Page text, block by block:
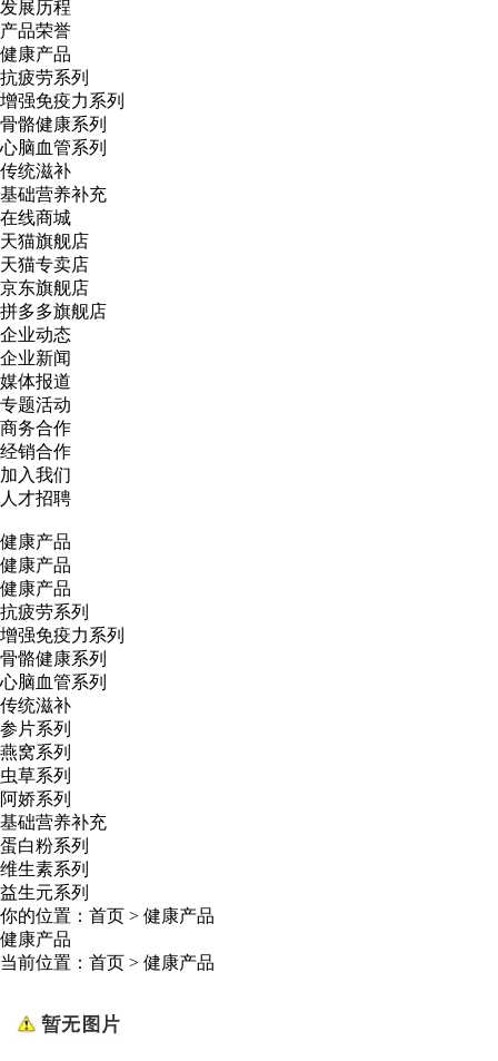
发展历程
产品荣誉
健康产品
抗疲劳系列
增强免疫力系列
骨骼健康系列
心脑血管系列
传统滋补
基础营养补充
在线商城
天猫旗舰店
天猫专卖店
京东旗舰店
拼多多旗舰店
企业动态
企业新闻
媒体报道
专题活动
商务合作
经销合作
加入我们
人才招聘
健康产品
健康产品
健康产品
抗疲劳系列
增强免疫力系列
骨骼健康系列
心脑血管系列
传统滋补
参片系列
燕窝系列
虫草系列
阿娇系列
基础营养补充
蛋白粉系列
维生素系列
益生元系列
你的位置： 首页 > 健康产品
健康产品
当前位置： 首页 > 健康产品